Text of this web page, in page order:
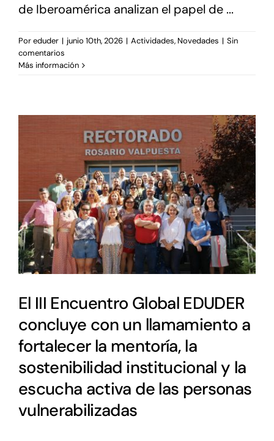
de Iberoamérica analizan el papel de ...
Poreduder | junio 10th, 2026 | Actividades, Novedades | Sin
comentarios
Más información
El III Encuentro Global EDUDER
concluye con un llamamiento a
fortalecer la mentoría, la
sostenibilidad institucional y la
escucha activa de las personas
vulnerabilizadas